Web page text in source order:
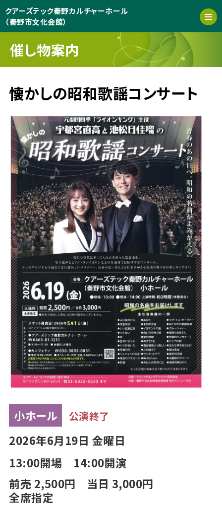
クアーズテック秦野カルチャーホール
（秦野市文化会館）
催し物案内
懐かしの昭和歌謡コンサート
小ホール 公演終了
2026年6月19日 金曜日
13:00開場 14:00開演
前売 2,500円 当日 3,000円
全席指定